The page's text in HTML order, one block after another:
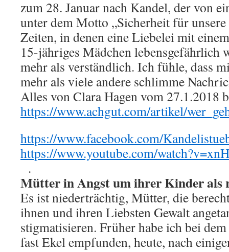
zum 28. Januar nach Kandel, der von
unter dem Motto „Sicherheit für
Zeiten, in denen eine Liebelei mit
15-jähriges Mädchen lebensgefährlich
mehr als verständlich. Ich fühle, dass
mehr als viele andere schlimme
Alles von Clara Hagen vom 27.1.2018
https://www.achgut.com/artikel/
https://www.facebook.com/
https://www.youtube.com/
.
Mütter in Angst um ihrer Kinder als
Es ist niederträchtig, Mütter, die
ihnen und ihren Liebsten Gewalt
stigmatisieren. Früher habe ich bei
fast Ekel empfunden, heute, nach